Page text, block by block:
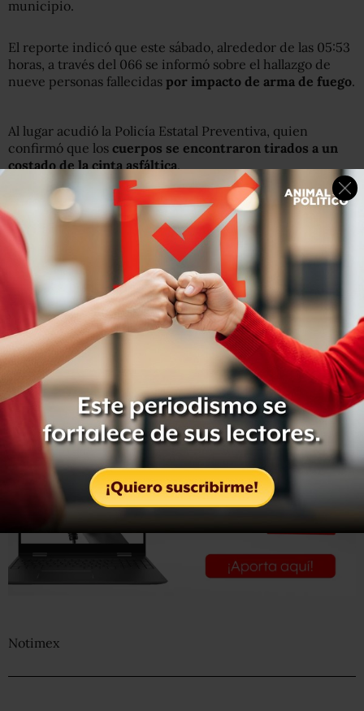
municipio.
El reporte indicó que este sábado, alrededor de las 05:53
horas, a través del 066 se informó sobre el hallazgo de
nueve personas fallecidas por impacto de arma de fuego.
Al lugar acudió la Policía Estatal Preventiva, quien
confirmó que los cuerpos se encontraron tirados a un
costado de la cinta asfáltica.
El Ministerio Público dio fe de los hechos, en los que
estas nueve personas resultaron muertas por impactos
de arma de fuego, distribuidas en grupos de tres, a lo
largo de 50 metros.
Personal del Servicio Médico Forense se hizo cargo del
levantamiento de los cuerpos, y elementos dela Agencia
Estatal Investigadora iniciaron las averiguaciones para la
identificación de los cuerpos y dar con los responsables.
Notimex